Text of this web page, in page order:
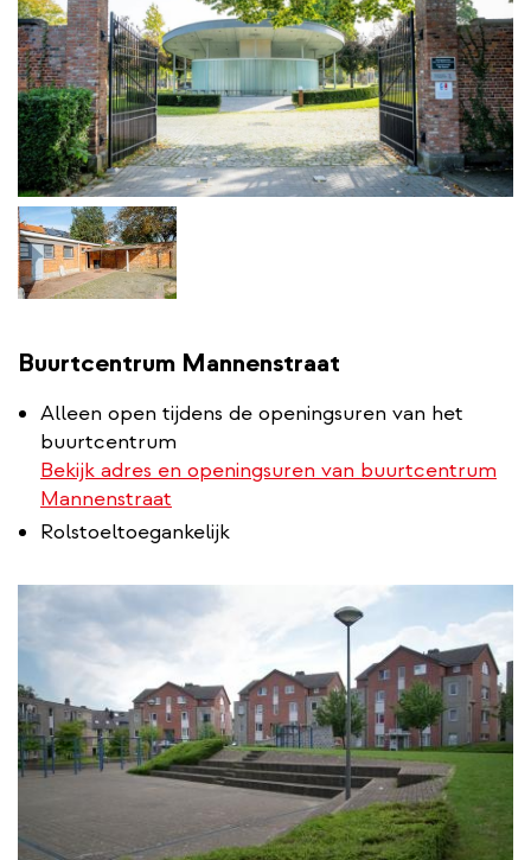
Buurtcentrum Mannenstraat
Alleen open tijdens de openingsuren van het
buurtcentrum
Bekijk adres en openingsuren van buurtcentrum
Mannenstraat
Rolstoeltoegankelijk